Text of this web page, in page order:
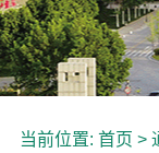
当前位置: 首页 >